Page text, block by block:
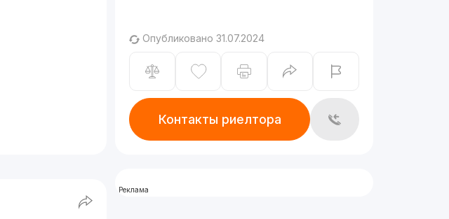
Опубликовано 31.07.2024
Контакты риелтора
Реклама